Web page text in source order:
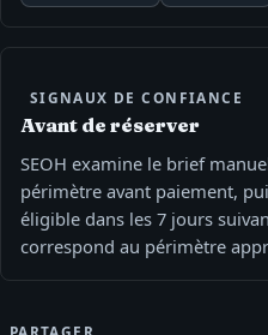
SIGNAUX DE CONFIANCE
Avant de réserver
SEOH examine le brief
périmètre avant paiement,
éligible dans les 7 jours
correspond au périmètre
PARTAGER